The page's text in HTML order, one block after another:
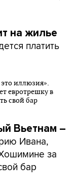
на жилье
платить
Вьетнам –
Ивана,
за
бар